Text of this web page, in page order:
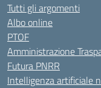
Tutti gli argomenti
Albo online
PTOF
Amministrazione
Futura PNRR
Intelligenza artificiale